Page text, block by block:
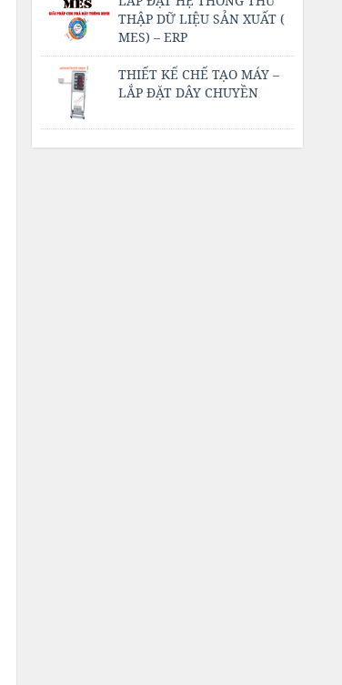
THẬP DỮ LIỆU SẢN XUẤT (
MES) – ERP
THIẾT KẾ CHẾ TẠO MÁY –
LẮP ĐẶT DÂY CHUYỀN